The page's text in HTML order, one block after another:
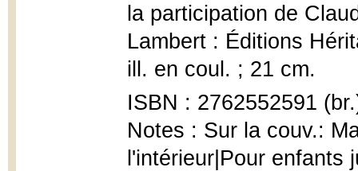
la participation de
Lambert : Éditions
ill. en coul. ; 21 cm.
ISBN : 2762552591
Notes : Sur la couv.:
l'intérieur|Pour enfants